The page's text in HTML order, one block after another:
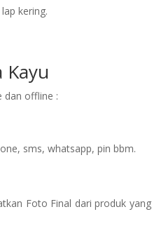
kering.
Kayu
dan offline :
sms, whatsapp, pin bbm.
Foto Final dari produk yang